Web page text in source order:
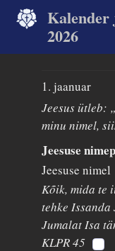
Kalender
2026
1. jaanuar
Jeesus ütleb:
minu nimel,
Jeesuse
Jeesuse nimel
Kõik, mida te
tehke Issanda
Jumalat Isa
KLPR 45